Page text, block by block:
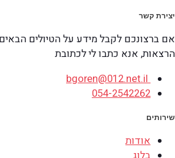
יצירת קשר
אם ברצונכם לקבל מידע על הטיולים
הרצאות, אנא כתבו לי לכתובת
054-2542262
שירותים
אודות